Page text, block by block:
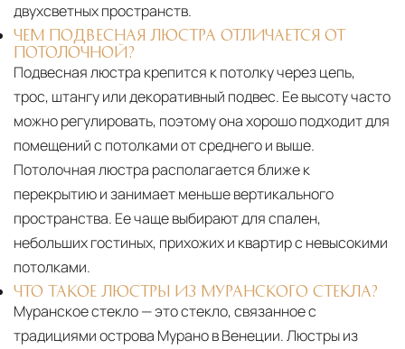
двухсветных пространств.
ЧЕМ ПОДВЕСНАЯ ЛЮСТРА ОТЛИЧАЕТСЯ ОТ
ПОТОЛОЧНОЙ?
Подвесная люстра крепится к потолку через цепь,
трос, штангу или декоративный подвес. Ее высоту часто
можно регулировать, поэтому она хорошо подходит для
помещений с потолками от среднего и выше.
Потолочная люстра располагается ближе к
перекрытию и занимает меньше вертикального
пространства. Ее чаще выбирают для спален,
небольших гостиных, прихожих и квартир с невысокими
потолками.
ЧТО ТАКОЕ ЛЮСТРЫ ИЗ МУРАНСКОГО СТЕКЛА?
Муранское стекло — это стекло, связанное с
традициями острова Мурано в Венеции. Люстры из